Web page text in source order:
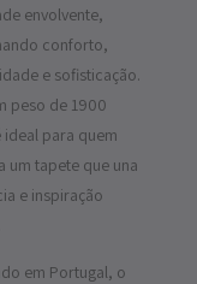
envolvente,
conforto,
e sofisticação.
peso de 1900
ideal para quem
um tapete que una
e inspiração
em Portugal, o